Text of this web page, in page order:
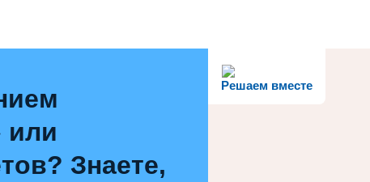
Решаем вместе
или
Знаете,